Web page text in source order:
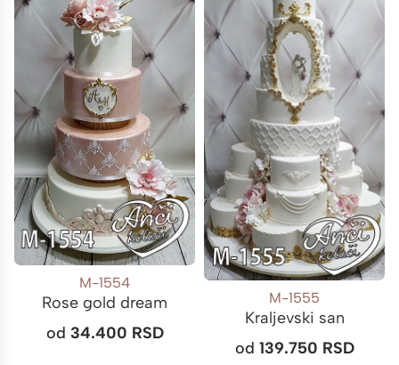
M-1554
Rose gold dream
od 34.400 RSD
M-1555
Kraljevski san
od 139.750 RSD